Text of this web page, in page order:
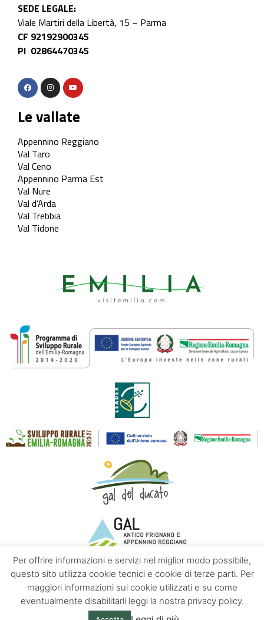
SEDE LEGALE:
Viale Martiri della Libertà, 15 – Parma
CF 92192900345
PI 02864470345
Le vallate
Appennino Reggiano
Val Taro
Val Ceno
Appennino Parma Est
Val Nure
Val d’Arda
Val Trebbia
Val Tidone
Contatti Chi siamo Privacy policy
Per offrire informazioni e servizi nel miglior modo possibile,
questo sito utilizza cookie tecnici e cookie di terze parti. Per
maggiori informazioni sui cookie utilizzati e su come
eventualmente disabilitarli leggi la nostra privacy policy.